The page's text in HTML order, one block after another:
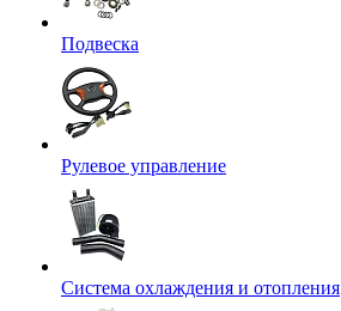
Подвеска
Рулевое управление
Система охлаждения и отопления